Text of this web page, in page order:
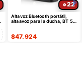
22
Altavoz Bluetooth portátil,
altaavoz para la ducha, BT 5.4
$47.924